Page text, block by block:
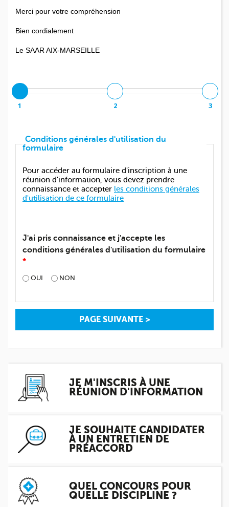
COMMENT CANDIDATER ÉTAPE 1
ÉTAPE 3
Merci pour votre compréhension
Bien cordialement
Le SAAR AIX-MARSEILLE
1 2 3
Conditions générales d'utilisation du
formulaire
Pour accéder au formulaire d'inscription à une
réunion d'information, vous devez prendre
connaissance et accepter les conditions générales
d'utilisation de ce formulaire
J'ai pris connaissance et j'accepte les
conditions générales d'utilisation du formulaire
*
OUI NON
JE M'INSCRIS À UNE
RÉUNION D'INFORMATION
JE SOUHAITE CANDIDATER
À UN ENTRETIEN DE
PRÉACCORD
QUEL CONCOURS POUR
QUELLE DISCIPLINE ?